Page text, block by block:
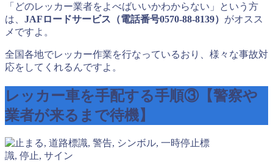
「どのレッカー業者をよべばいいかわからない」という方
は、 JAFロードサービス（電話番号0570-88-8139） がオスス
メですよ。
全国各地でレッカー作業を行なっているおり、様々な事故対
応をしてくれるんですよ。
レッカー車を手配する手順③【警察や
業者が来るまで待機】